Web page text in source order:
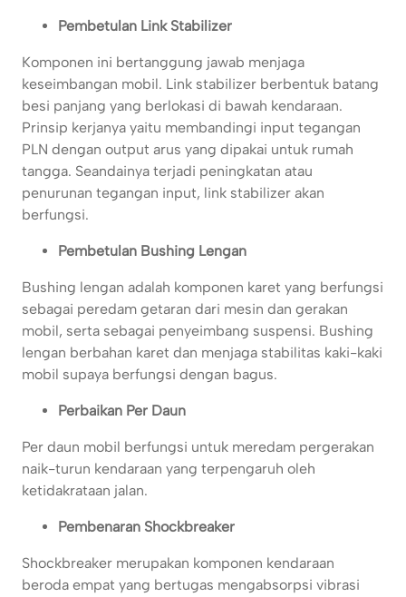
Pembetulan Link Stabilizer
Komponen ini bertanggung jawab menjaga
keseimbangan mobil. Link stabilizer berbentuk batang
besi panjang yang berlokasi di bawah kendaraan.
Prinsip kerjanya yaitu membandingi input tegangan
PLN dengan output arus yang dipakai untuk rumah
tangga. Seandainya terjadi peningkatan atau
penurunan tegangan input, link stabilizer akan
berfungsi.
Pembetulan Bushing Lengan
Bushing lengan adalah komponen karet yang berfungsi
sebagai peredam getaran dari mesin dan gerakan
mobil, serta sebagai penyeimbang suspensi. Bushing
lengan berbahan karet dan menjaga stabilitas kaki-kaki
mobil supaya berfungsi dengan bagus.
Perbaikan Per Daun
Per daun mobil berfungsi untuk meredam pergerakan
naik-turun kendaraan yang terpengaruh oleh
ketidakrataan jalan.
Pembenaran Shockbreaker
Shockbreaker merupakan komponen kendaraan
beroda empat yang bertugas mengabsorpsi vibrasi